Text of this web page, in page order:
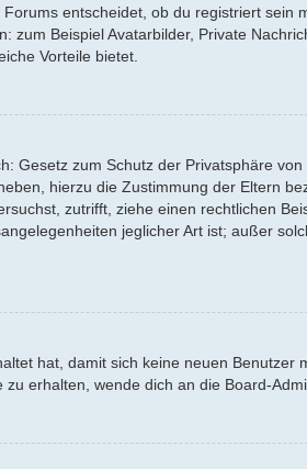
entscheidet, ob du registriert
Beispiel Avatarbilder, Private
Vorteile bietet.
Gesetz zum Schutz der Privatsphäre
hierzu die Zustimmung der Eltern
zutrifft, ziehe einen rechtlichen
jeglicher Art ist; außer
hat, damit sich keine neuen
erhalten, wende dich an die Board-